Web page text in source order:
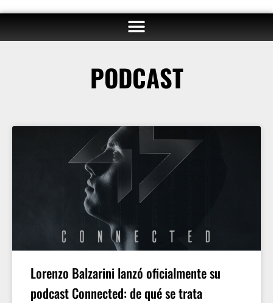
PODCAST
Lorenzo Balzarini lanzó oficialmente su
podcast Connected: de qué se trata